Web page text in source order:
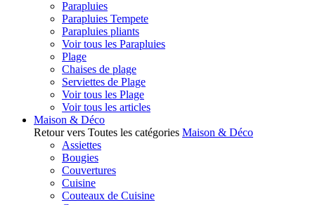
Parapluies
Parapluies Tempete
Parapluies pliants
Voir tous les Parapluies
Plage
Chaises de plage
Serviettes de Plage
Voir tous les Plage
Voir tous les articles
Maison & Déco
Retour vers Toutes les catégories Maison & Déco
Assiettes
Bougies
Couvertures
Cuisine
Couteaux de Cuisine